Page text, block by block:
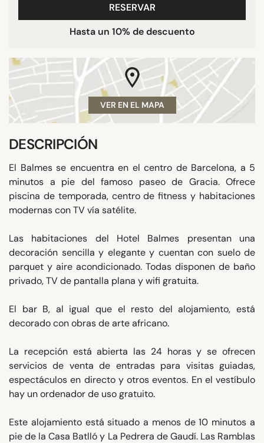
RESERVAR
Hasta un 10% de descuento
VER EN EL MAPA
DESCRIPCIÓN
El Balmes se encuentra en el centro de Barcelona, ​​a 5
minutos a pie del famoso paseo de Gracia. Ofrece
piscina de temporada, centro de fitness y habitaciones
modernas con TV vía satélite.
Las habitaciones del Hotel Balmes presentan una
decoración sencilla y elegante y cuentan con suelo de
parquet y aire acondicionado. Todas disponen de baño
privado, TV de pantalla plana y wifi gratuita.
El bar B, al igual que el resto del alojamiento, está
decorado con obras de arte africano.
La recepción está abierta las 24 horas y se ofrecen
servicios de venta de entradas para visitas guiadas,
espectáculos en directo y otros eventos. En el vestíbulo
hay un ordenador de uso gratuito.
Este alojamiento está situado a menos de 10 minutos a
pie de la Casa Batlló y La Pedrera de Gaudí. Las Ramblas